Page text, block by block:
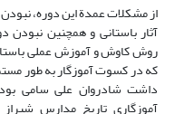
از مشکلات عمدة این دوره،
آثار باستانی و همچنین
روش کاوش و آموزش عملی
که در کسوت آموزگار به طور